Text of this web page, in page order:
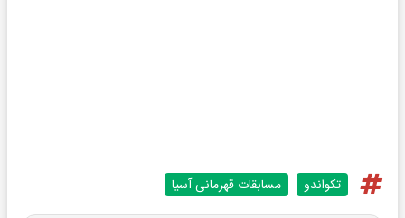
تکواندو مسابقات قهرمانی آسیا